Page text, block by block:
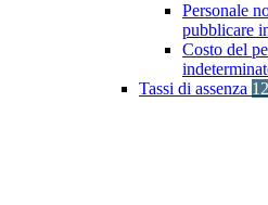
Personale
pubblicare
Costo del
Tassi di assenza 12